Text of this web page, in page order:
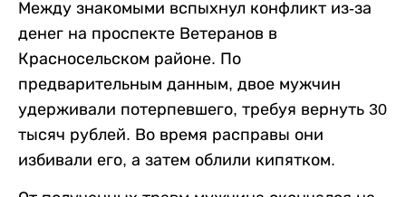
Между знакомыми вспыхнул конфликт из-за
денег на проспекте Ветеранов в
Красносельском районе. По
предварительным данным, двое мужчин
удерживали потерпевшего, требуя вернуть 30
тысяч рублей. Во время расправы они
избивали его, а затем облили кипятком.